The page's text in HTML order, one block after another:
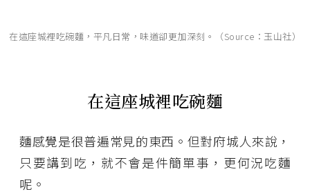
在這座城裡吃碗麵，平凡日常，味道卻更加深刻。（Source：玉山社）
在這座城裡吃碗麵
麵感覺是很普遍常見的東西。但對府城人來說，
只要講到吃，就不會是件簡單事，更何況吃麵
呢。